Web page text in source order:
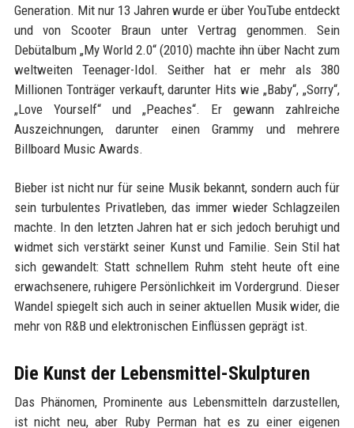
Generation. Mit nur 13 Jahren wurde er über YouTube entdeckt
und von Scooter Braun unter Vertrag genommen. Sein
Debütalbum „My World 2.0“ (2010) machte ihn über Nacht zum
weltweiten Teenager-Idol. Seither hat er mehr als 380
Millionen Tonträger verkauft, darunter Hits wie „Baby“, „Sorry“,
„Love Yourself“ und „Peaches“. Er gewann zahlreiche
Auszeichnungen, darunter einen Grammy und mehrere
Billboard Music Awards.
Bieber ist nicht nur für seine Musik bekannt, sondern auch für
sein turbulentes Privatleben, das immer wieder Schlagzeilen
machte. In den letzten Jahren hat er sich jedoch beruhigt und
widmet sich verstärkt seiner Kunst und Familie. Sein Stil hat
sich gewandelt: Statt schnellem Ruhm steht heute oft eine
erwachsenere, ruhigere Persönlichkeit im Vordergrund. Dieser
Wandel spiegelt sich auch in seiner aktuellen Musik wider, die
mehr von R&B und elektronischen Einflüssen geprägt ist.
Die Kunst der Lebensmittel-Skulpturen
Das Phänomen, Prominente aus Lebensmitteln darzustellen,
ist nicht neu, aber Ruby Perman hat es zu einer eigenen